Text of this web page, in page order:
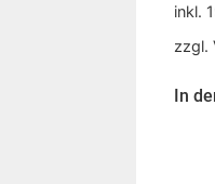
inkl.
zzgl.
In